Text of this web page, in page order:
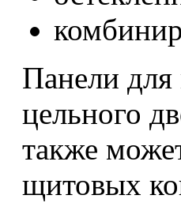
Панели для
цельного
также
щитовых